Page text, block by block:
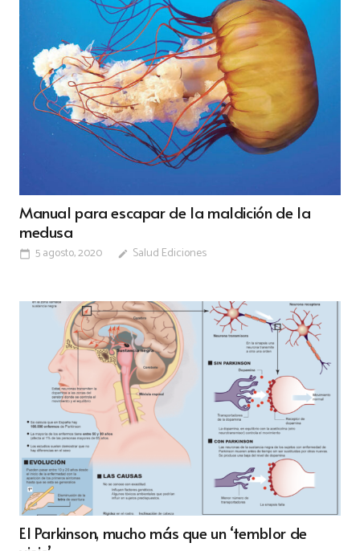
Manual para escapar de la maldición de la
medusa
calendar_today 5 agosto, 2020 edit Salud Ediciones
El Parkinson, mucho más que un ‘temblor de